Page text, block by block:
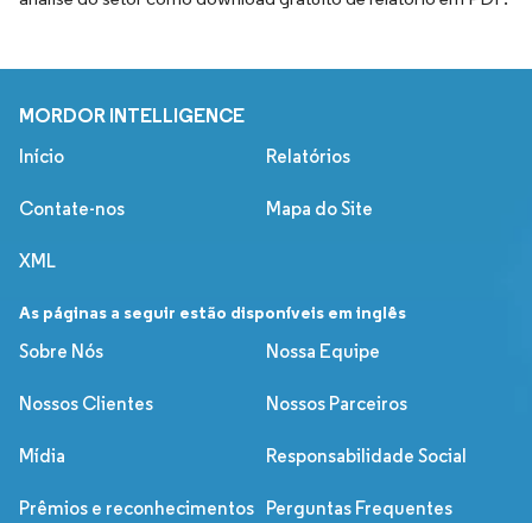
MORDOR INTELLIGENCE
Início Relatórios
Contate-nos Mapa do Site
XML
As páginas a seguir estão disponíveis em inglês
Sobre Nós
Nossa Equipe
Nossos Clientes Nossos Parceiros
Mídia Responsabilidade Social
Prêmios e reconhecimentos Perguntas Frequentes